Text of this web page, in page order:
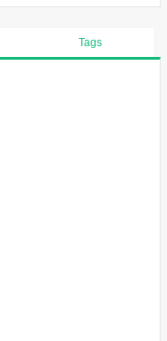
Tags